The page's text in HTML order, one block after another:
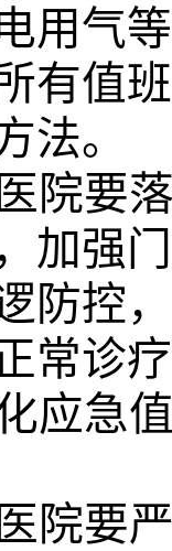
用气
有值
法。
院要
加强
防控
常诊
应急
院要